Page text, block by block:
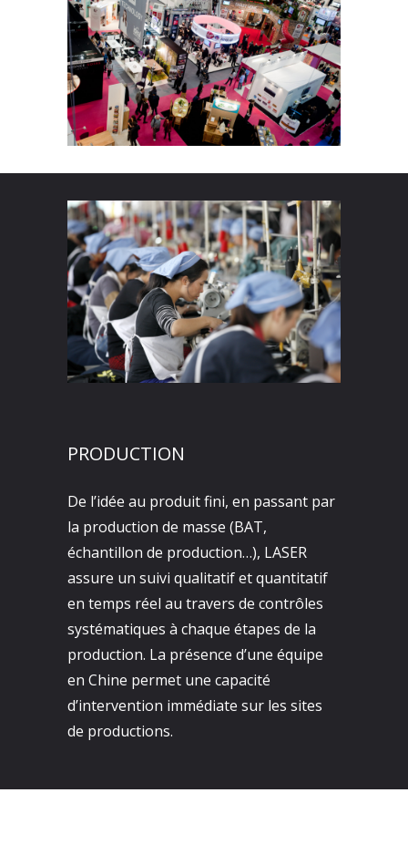
PRODUCTION
De l’idée au produit fini, en passant par
la production de masse (BAT,
échantillon de production…), LASER
assure un suivi qualitatif et quantitatif
en temps réel au travers de contrôles
systématiques à chaque étapes de la
production. La présence d’une équipe
en Chine permet une capacité
d’intervention immédiate sur les sites
de productions.